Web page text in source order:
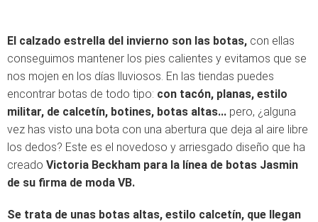
El calzado estrella del invierno son las botas, con ellas
conseguimos mantener los pies calientes y evitamos que se
nos mojen en los días lluviosos. En las tiendas puedes
encontrar botas de todo tipo: con tacón, planas, estilo
militar, de calcetín, botines, botas altas... pero, ¿alguna
vez has visto una bota con una abertura que deja al aire libre
los dedos? Este es el novedoso y arriesgado diseño que ha
creado Victoria Beckham para la línea de botas Jasmin
de su firma de moda VB.
Se trata de unas botas altas, estilo calcetín, que llegan